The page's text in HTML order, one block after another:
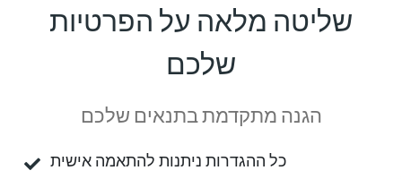
הורידו VPN
התחברות
שליטה מלאה על הפרטיות
שלכם
הגנה מתקדמת בתנאים שלכם
כל ההגדרות ניתנות להתאמה אישית